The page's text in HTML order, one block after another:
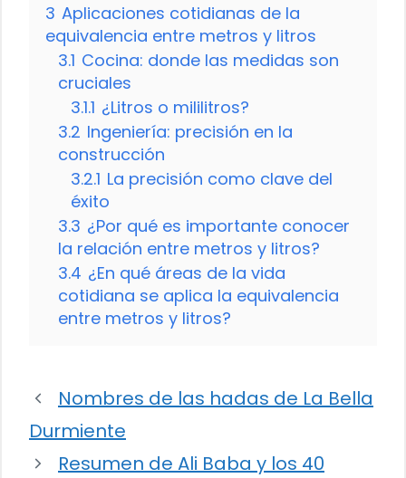
3 Aplicaciones cotidianas de la
equivalencia entre metros y litros
3.1 Cocina: donde las medidas son
cruciales
3.1.1 ¿Litros o mililitros?
3.2 Ingeniería: precisión en la
construcción
3.2.1 La precisión como clave del
éxito
3.3 ¿Por qué es importante conocer
la relación entre metros y litros?
3.4 ¿En qué áreas de la vida
cotidiana se aplica la equivalencia
entre metros y litros?
Nombres de las hadas de La Bella
Durmiente
Resumen de Ali Baba y los 40